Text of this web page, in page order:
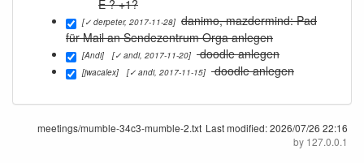
E ? +1?
[✓ derpeter, 2017-11-28] danimo, mazdermind: Pad
für Mail an Sendezentrum Orga anlegen
[Andi] [✓ andi, 2017-11-20] doodle anlegen
[jwacalex] [✓ andi, 2017-11-15] doodle anlegen
meetings/mumble-34c3-mumble-2.txt Last modified:2026/07/26 22:16
by 127.0.0.1